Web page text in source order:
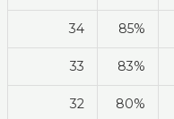
34 85%
33 83%
32 80%